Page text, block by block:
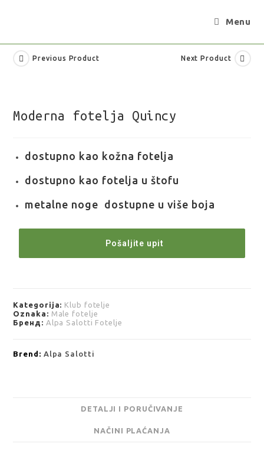
Menu
Previous Product Next Product
Moderna fotelja Quincy
dostupno kao kožna fotelja
dostupno kao fotelja u štofu
metalne noge dostupne u više boja
Pošaljite upit
Kategorija: Klub fotelje
Oznaka: Male fotelje
Бренд: Alpa Salotti Fotelje
Brend: Alpa Salotti
DETALJI I PORUČIVANJE
NAČINI PLAĆANJA